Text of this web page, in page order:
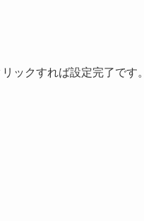
ックすれば設定完了です。